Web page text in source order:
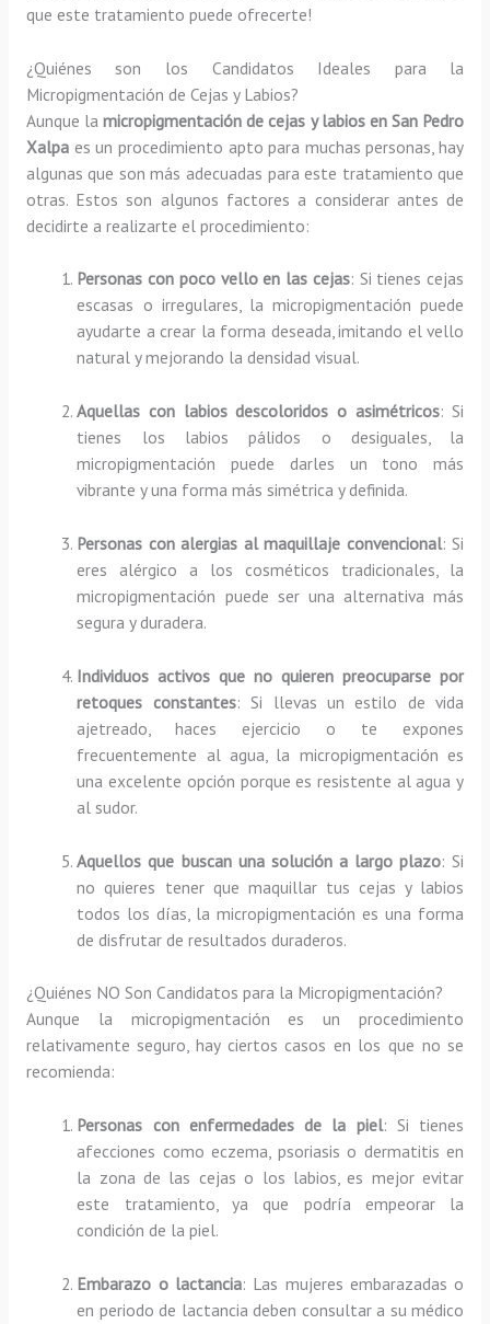
que este tratamiento puede ofrecerte!
¿Quiénes son los Candidatos Ideales para la
Micropigmentación de Cejas y Labios?
Aunque lamicropigmentación de cejas y labios en San Pedro
Xalpaes un procedimiento apto para muchas personas, hay
algunas que son más adecuadas para este tratamiento que
otras. Estos son algunos factores a considerar antes de
decidirte a realizarte el procedimiento:
Personas con poco vello en las cejas: Si tienes cejas
escasas o irregulares, la micropigmentación puede
ayudarte a crear la forma deseada, imitando el vello
natural y mejorando la densidad visual.
Aquellas con labios descoloridos o asimétricos: Si
tienes los labios pálidos o desiguales, la
micropigmentación puede darles un tono más
vibrante y una forma más simétrica y definida.
Personas con alergias al maquillaje convencional: Si
eres alérgico a los cosméticos tradicionales, la
micropigmentación puede ser una alternativa más
segura y duradera.
Individuos activos que no quieren preocuparse por
retoques constantes: Si llevas un estilo de vida
ajetreado, haces ejercicio o te expones
frecuentemente al agua, la micropigmentación es
una excelente opción porque es resistente al agua y
al sudor.
Aquellos que buscan una solución a largo plazo: Si
no quieres tener que maquillar tus cejas y labios
todos los días, la micropigmentación es una forma
de disfrutar de resultados duraderos.
¿Quiénes NO Son Candidatos para la Micropigmentación?
Aunque la micropigmentación es un procedimiento
relativamente seguro, hay ciertos casos en los que no se
recomienda:
Personas con enfermedades de la piel: Si tienes
afecciones como eczema, psoriasis o dermatitis en
la zona de las cejas o los labios, es mejor evitar
este tratamiento, ya que podría empeorar la
condición de la piel.
Embarazo o lactancia: Las mujeres embarazadas o
en periodo de lactancia deben consultar a su médico